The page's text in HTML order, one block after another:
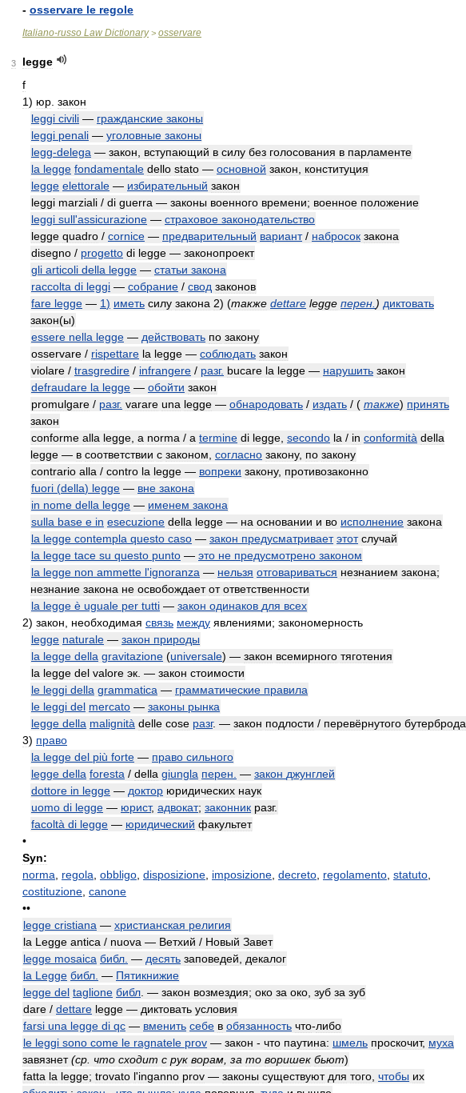
- osservare le regole
Italiano-russo Law Dictionary> osservare
3
legge
f
1) юр закон
leggi civili — гражданские законы
leggi penali — уголовные законы
legg-delega — закон вступающий в силу без голосования в парламенте
la legge fondamentale dello stato — основной закон
конституция
legge elettorale — избирательный закон
leggi marziali / di guerra — законы военного времени; военное положение
leggi sull'assicurazione — страховое законодательство
legge quadro / cornice — предварительный вариант/ набросок закона
disegno / progetto di legge — законопроект
gli articoli della legge — статьи закона
raccolta di leggi — собрание / свод законов
fare legge — 1) иметь силу закона 2) (также dettare legge перен ) диктовать
закон(ы)
essere nella legge — действовать по закону
osservare / rispettare la legge — соблюдать закон
violare / trasgredire / infrangere / разг. bucare la legge — нарушить закон
defraudare la legge — обойти закон
promulgare / разг. varare una legge — обнародовать / издать / ( также) принять
закон
conforme alla legge a norma / a termine di legge secondo la / in conformità della
legge — в соответствии с законом согласно закону, по закону
contrario alla / contro la legge — вопреки закону, противозаконно
fuori (della) legge — вне закона
in nome della legge — именем закона
sulla base e in esecuzione della legge — на основании и во исполнение закона
la legge contempla questo caso — закон предусматривает этот случай
la legge tace su questo punto — это не предусмотрено законом
la legge non ammette l'ignoranza — нельзя отговариваться незнанием закона;
незнание закона не освобождает от ответственности
la legge è uguale per tutti — закон одинаков для всех
2) закон необходимая связь между явлениями; закономерность
legge naturale — закон природы
la legge della gravitazione (universale) — закон всемирного тяготения
la legge del valore эк . — закон стоимости
le leggi della grammatica — грамматические правила
le leggi del mercato — законы рынка
legge della malignità delle cose разг. — закон подлости / перевёрнутого бутерброда
3) право
la legge del più forte — право сильного
legge della foresta / della giungla перен — закон джунглей
dottore in legge — доктор юридических наук
uomo di legge — юрист, адвокат; законник разг.
facoltà di legge — юридический факультет
•
Syn:
norma
regola obbligo disposizione imposizione decreto regolamento statuto
costituzione canone
••
legge cristiana — христианская религия
la Legge antica / nuova — Ветхий / Новый Завет
legge mosaica библ — десять заповедей
декалог
la Legge библ — Пятикнижие
legge del taglione библ . — закон возмездия; око за око зуб за зуб
dare / dettare legge — диктовать условия
farsi una legge di qc — вменить себе в обязанность что-либо
le leggi sono come le ragnatele prov — закон - что паутина: шмель проскочит, муха
завязнет (ср что сходит с рук ворам за то воришек бьют)
fatta la legge; trovato l'inganno prov — законы существуют для того чтобы их